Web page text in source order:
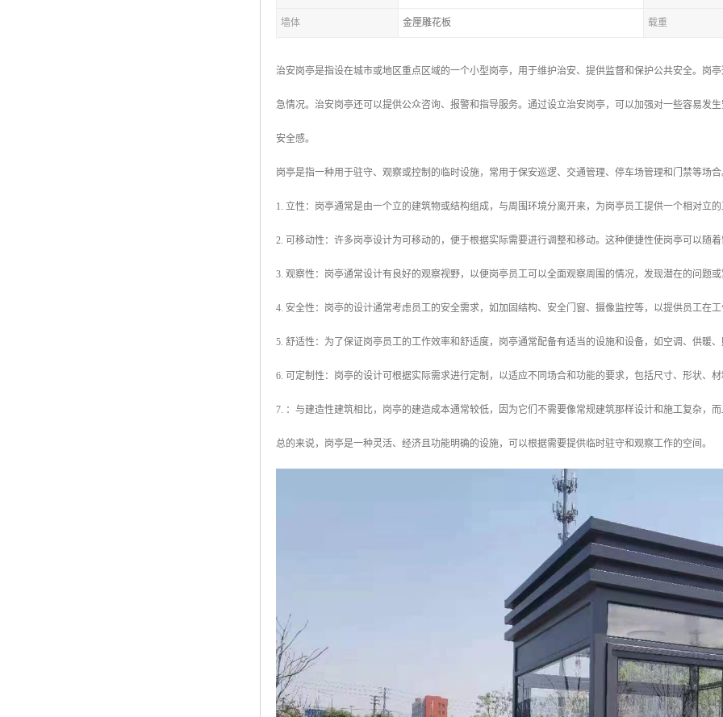
墙体 金厘雕花板 载重
治安岗亭是指设在城市或地区重点区域的一个小型岗亭，用于维护治安、提供监督和保护公共安全。岗
急情况。治安岗亭还可以提供公众咨询、报警和指导服务。通过设立治安岗亭，可以加强对一些容易发
安全感。
岗亭是指一种用于驻守、观察或控制的临时设施，常用于保安巡逻、交通管理、停车场管理和门禁等场
1. 立性：岗亭通常是由一个立的建筑物或结构组成，与周围环境分离开来，为岗亭员工提供一个相对立
2. 可移动性：许多岗亭设计为可移动的，便于根据实际需要进行调整和移动。这种便捷性使岗亭可以随
3. 观察性：岗亭通常设计有良好的观察视野，以便岗亭员工可以全面观察周围的情况，发现潜在的问题
4. 安全性：岗亭的设计通常考虑员工的安全需求，如加固结构、安全门窗、摄像监控等，以提供员工在
5. 舒适性：为了保证岗亭员工的工作效率和舒适度，岗亭通常配备有适当的设施和设备，如空调、供暖
6. 可定制性：岗亭的设计可根据实际需求进行定制，以适应不同场合和功能的要求，包括尺寸、形状、
7. ：与建造性建筑相比，岗亭的建造成本通常较低，因为它们不需要像常规建筑那样设计和施工复杂，
总的来说，岗亭是一种灵活、经济且功能明确的设施，可以根据需要提供临时驻守和观察工作的空间。